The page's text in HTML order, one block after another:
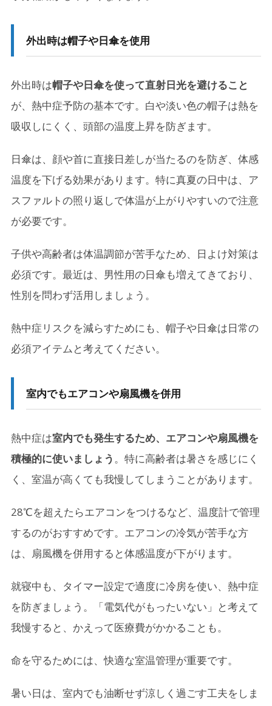
外出時は帽子や日傘を使用
外出時は帽子や日傘を使って直射日光を避けること
が、熱中症予防の基本です。白や淡い色の帽子は熱を
吸収しにくく、頭部の温度上昇を防ぎます。
日傘は、顔や首に直接日差しが当たるのを防ぎ、体感
温度を下げる効果があります。特に真夏の日中は、ア
スファルトの照り返しで体温が上がりやすいので注意
が必要です。
子供や高齢者は体温調節が苦手なため、日よけ対策は
必須です。最近は、男性用の日傘も増えてきており、
性別を問わず活用しましょう。
熱中症リスクを減らすためにも、帽子や日傘は日常の
必須アイテムと考えてください。
室内でもエアコンや扇風機を併用
熱中症は室内でも発生するため、エアコンや扇風機を
積極的に使いましょう。特に高齢者は暑さを感じにく
く、室温が高くても我慢してしまうことがあります。
28℃を超えたらエアコンをつけるなど、温度計で管理
するのがおすすめです。エアコンの冷気が苦手な方
は、扇風機を併用すると体感温度が下がります。
就寝中も、タイマー設定で適度に冷房を使い、熱中症
を防ぎましょう。「電気代がもったいない」と考えて
我慢すると、かえって医療費がかかることも。
命を守るためには、快適な室温管理が重要です。
暑い日は、室内でも油断せず涼しく過ごす工夫をしま